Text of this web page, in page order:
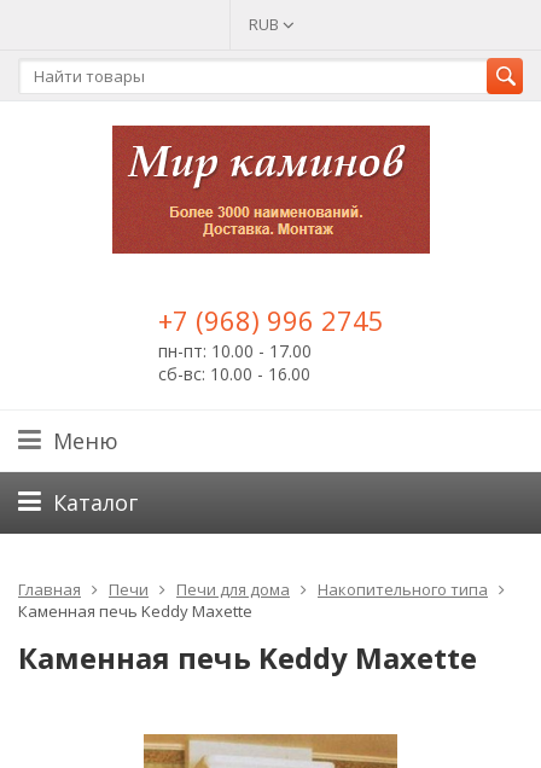
RUB
+7 (968) 996 2745
пн-пт: 10.00 - 17.00
сб-вс: 10.00 - 16.00
Меню
Каталог
Главная Печи Печи для дома
Накопительного типа
Каменная печь Keddy Maxette
Каменная печь Keddy Maxette